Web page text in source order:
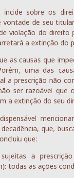
incide sobre os
vontade de seu
violação do
a extinção do
as causas que
uma das
a prescrição não
ser razoável que
a extinção do seu
que,
que:
a
todas as ações